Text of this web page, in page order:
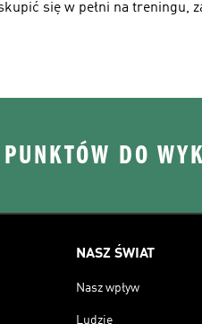
się w pełni na treningu,
DO
NASZ ŚWIAT
Nasz wpływ
Ludzie